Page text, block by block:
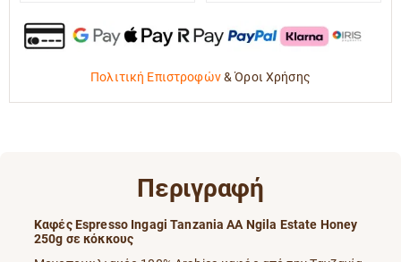
Πολιτική Επιστροφών&Όροι Χρήσης
Περιγραφή
Καφές Espresso Ingagi Tanzania AA Ngila Estate Honey
250g σε κόκκους